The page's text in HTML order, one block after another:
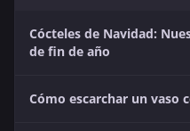
Cócteles de Navidad:
de fin de año
Cómo escarchar un vaso